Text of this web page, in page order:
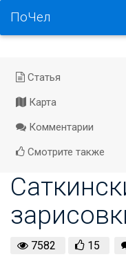
ПоЧел
Статья
Карта
Комментарии
Смотрите также
7582 15